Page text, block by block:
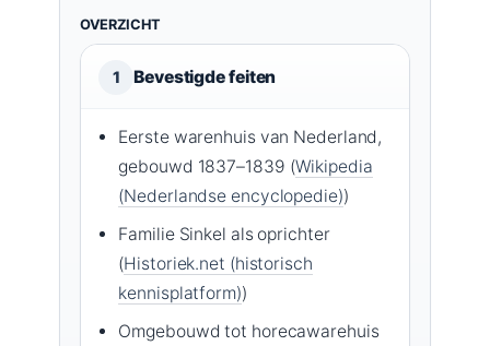
OVERZICHT
1 Bevestigde feiten
Eerste warenhuis van Nederland,
gebouwd 1837–1839 (Wikipedia
(Nederlandse encyclopedie))
Familie Sinkel als oprichter
(Historiek.net (historisch
kennisplatform))
Omgebouwd tot horecawarehuis